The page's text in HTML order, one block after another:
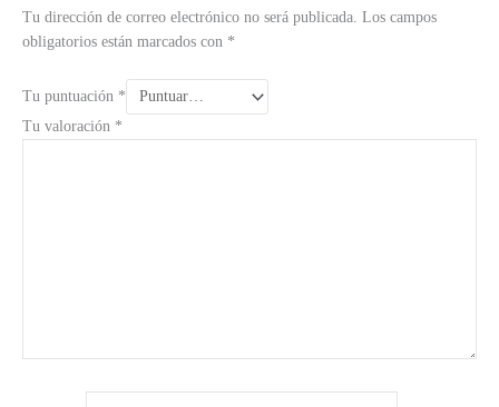
Tu dirección de correo electrónico no será publicada. Los campos
obligatorios están marcados con *
Tu puntuación *
Tu valoración *